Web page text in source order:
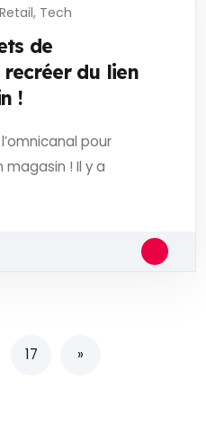
Retail, Tech
de
recréer du lien
!
pour
magasin ! Il y a
17 »